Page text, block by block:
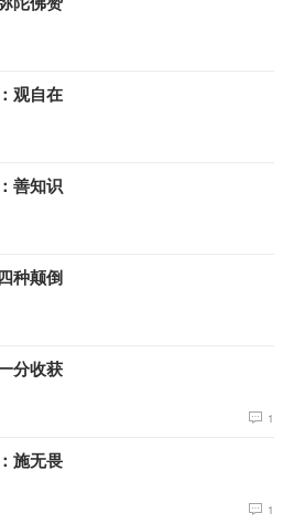
观自在
善知识
种颠倒
分收获
1
施无畏
1